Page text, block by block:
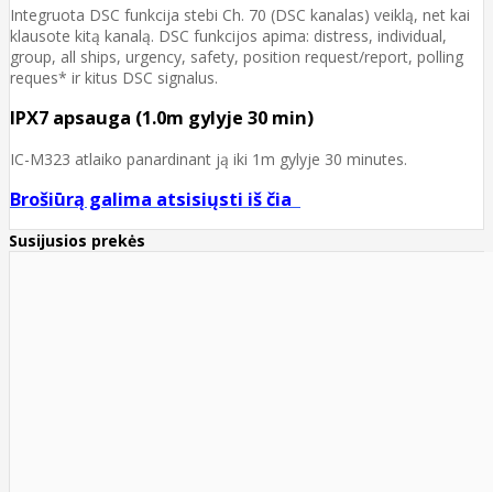
Integruota DSC funkcija stebi Ch. 70 (DSC kanalas) veiklą, net kai
klausote kitą kanalą. DSC funkcijos apima: distress, individual,
group, all ships, urgency, safety, position request/report, polling
reques* ir kitus DSC signalus.
IPX7 apsauga (1.0m gylyje 30 min)
IC-M323 atlaiko panardinant ją iki 1m gylyje 30 minutes.
Brošiūrą galima atsisiųsti iš čia
Susijusios prekės